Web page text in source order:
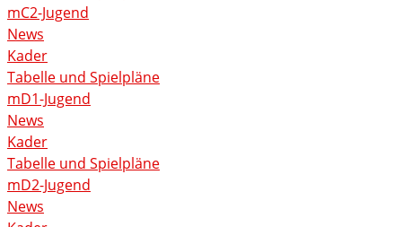
mC2-Jugend
News
Kader
Tabelle und Spielpläne
mD1-Jugend
News
Kader
Tabelle und Spielpläne
mD2-Jugend
News